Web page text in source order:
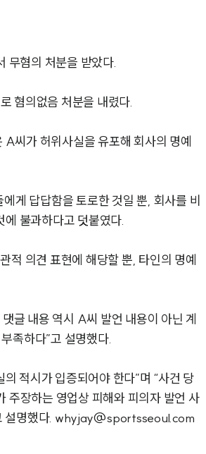
그룹소개
그룹소개
오시는 길
글로벌 파트너 로펌
고객의 소리
통합검색
AI대륜
무혐의 처분을 받았다.
혐의없음 처분을 내렸다.
씨가 허위사실을 유포해 회사의 명예
게 답답함을 토로한 것일 뿐, 회사를 비
불과하다고 덧붙였다.
적 의견 표현에 해당할 뿐, 타인의 명예
글 내용 역시 A씨 발언 내용이 아닌 계
족하다”고 설명했다.
적시가 입증되어야 한다”며 “사건 당
주장하는 영업상 피해와 피의자 발언 사
설명했다. whyjay@sportsseoul.com